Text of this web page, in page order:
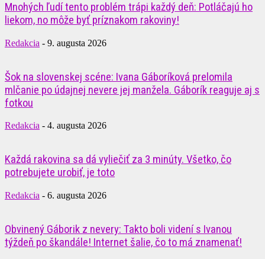
Mnohých ľudí tento problém trápi každý deň: Potláčajú ho
liekom, no môže byť príznakom rakoviny!
Redakcia - 9. augusta 2026
Šok na slovenskej scéne: Ivana Gáboríková prelomila
mlčanie po údajnej nevere jej manžela. Gáborík reaguje aj s
fotkou
Redakcia - 4. augusta 2026
Každá rakovina sa dá vyliečiť za 3 minúty. Všetko, čo
potrebujete urobiť, je toto
Redakcia - 6. augusta 2026
Obvinený Gáborik z nevery: Takto boli videní s Ivanou
týždeň po škandále! Internet šalie, čo to má znamenať!